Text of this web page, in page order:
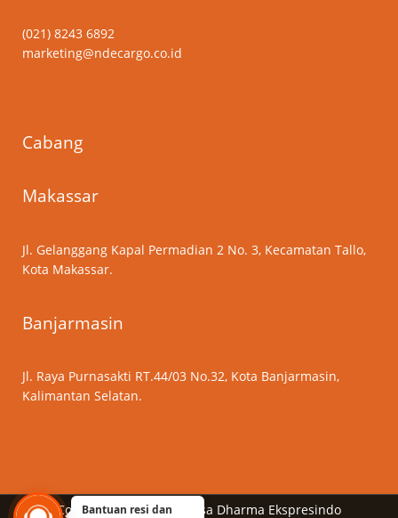
(021) 8243 6892
marketing@ndecargo.co.id
Cabang
Makassar
Jl. Gelanggang Kapal Permadian 2 No. 3, Kecamatan Tallo,
Kota Makassar.
Banjarmasin
Jl. Raya Purnasakti RT.44/03 No.32, Kota Banjarmasin,
Kalimantan Selatan.
Copyright © 2026 PT Nusa Dharma Ekspresindo
Bantuan resi dan